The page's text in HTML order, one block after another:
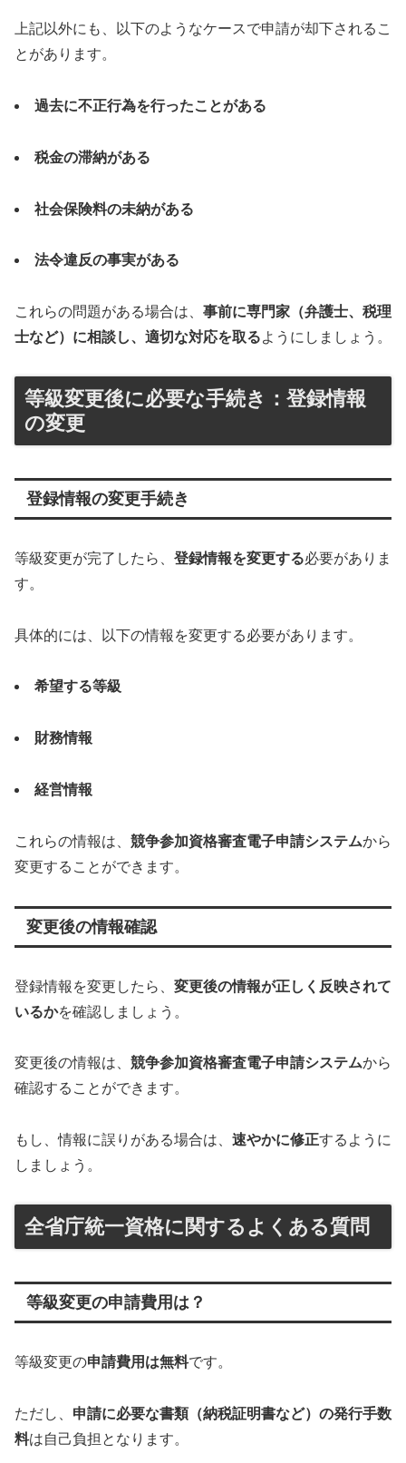
上記以外にも、以下のようなケースで申請が却下されるこ
とがあります。
過去に不正行為を行ったことがある
税金の滞納がある
社会保険料の未納がある
法令違反の事実がある
これらの問題がある場合は、 事前に専門家（弁護士、税理
士など）に相談し、適切な対応を取るようにしましょう。
等級変更後に必要な手続き：登録情報
の変更
登録情報の変更手続き
等級変更が完了したら、 登録情報を変更する必要がありま
す。
具体的には、以下の情報を変更する必要があります。
希望する等級
財務情報
経営情報
これらの情報は、 競争参加資格審査電子申請システムから
変更することができます。
変更後の情報確認
登録情報を変更したら、 変更後の情報が正しく反映されて
いるかを確認しましょう。
変更後の情報は、 競争参加資格審査電子申請システムから
確認することができます。
もし、情報に誤りがある場合は、 速やかに修正するように
しましょう。
全省庁統一資格に関するよくある質問
等級変更の申請費用は？
等級変更の申請費用は無料です。
ただし、 申請に必要な書類（納税証明書など）の発行手数
料は自己負担となります。